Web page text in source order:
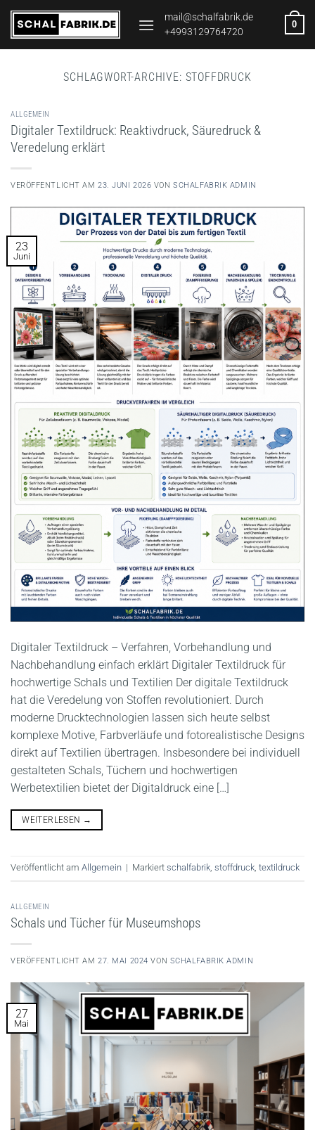
Zum
Inhalt
springen
mail@schalfabrik.de
+4993129764720
0
SCHLAGWORT-ARCHIVE: STOFFDRUCK
ALLGEMEIN
Digitaler Textildruck: Reaktivdruck, Säuredruck &
Veredelung erklärt
VERÖFFENTLICHT AM23. JUNI 2026 VONSCHALFABRIK ADMIN
23
Juni
Digitaler Textildruck – Verfahren, Vorbehandlung und
Nachbehandlung einfach erklärt Digitaler Textildruck für
hochwertige Schals und Textilien Der digitale Textildruck
hat die Veredelung von Stoffen revolutioniert. Durch
moderne Drucktechnologien lassen sich heute selbst
komplexe Motive, Farbverläufe und fotorealistische Designs
direkt auf Textilien übertragen. Insbesondere bei individuell
gestalteten Schals, Tüchern und hochwertigen
Werbetextilien bietet der Digitaldruck eine […]
WEITERLESEN →
Veröffentlicht am Allgemein | Markiert schalfabrik, stoffdruck, textildruck
ALLGEMEIN
Schals und Tücher für Museumshops
VERÖFFENTLICHT AM27. MAI 2024 VON SCHALFABRIK ADMIN
27
Mai